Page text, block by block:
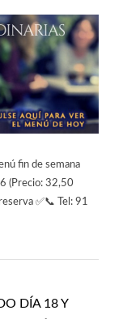
fin de semana
(Precio: 32,50
✅📞 Tel: 91
DÍA 18 Y